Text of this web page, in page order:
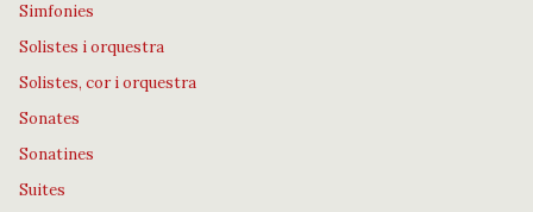
Simfonies
Solistes i orquestra
Solistes, cor i orquestra
Sonates
Sonatines
Suites